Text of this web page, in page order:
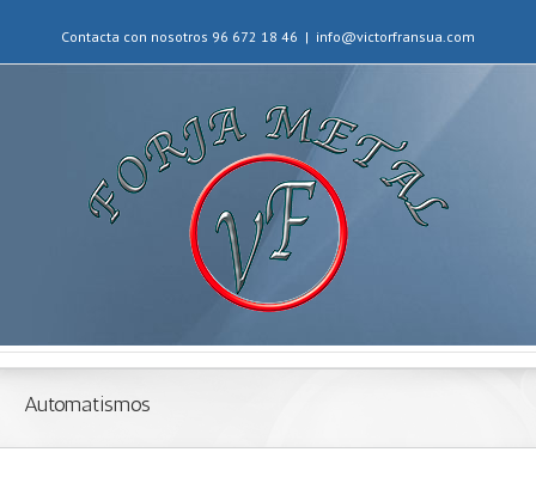
Contacta con nosotros 96 672 18 46 | info@victorfransua.com
Automatismos